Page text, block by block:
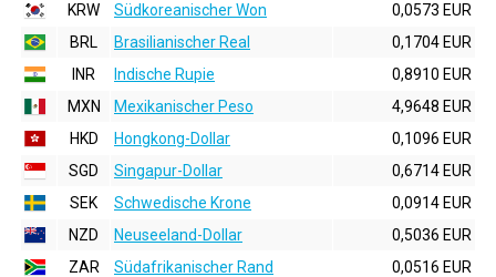
KRW
Südkoreanischer Won
0,0573 EUR
BRL
Brasilianischer Real
0,1704 EUR
INR
Indische Rupie
0,8910 EUR
MXN
Mexikanischer Peso
4,9648 EUR
HKD
Hongkong-Dollar
0,1096 EUR
SGD
Singapur-Dollar
0,6714 EUR
SEK
Schwedische Krone
0,0914 EUR
NZD
Neuseeland-Dollar
0,5036 EUR
ZAR
Südafrikanischer Rand
0,0516 EUR